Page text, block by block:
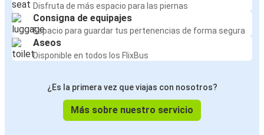
Disfruta de más espacio para las piernas
Consigna de equipajes
Espacio para guardar tus pertenencias de forma segura
Aseos
Disponible en todos los FlixBus
¿Es la primera vez que viajas con nosotros?
Más sobre nuestro servicio